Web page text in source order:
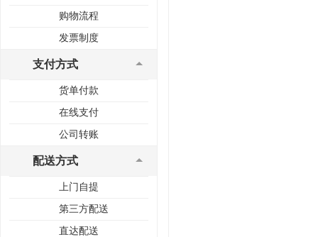
购物流程
发票制度
支付方式
货单付款
在线支付
公司转账
配送方式
上门自提
第三方配送
直达配送